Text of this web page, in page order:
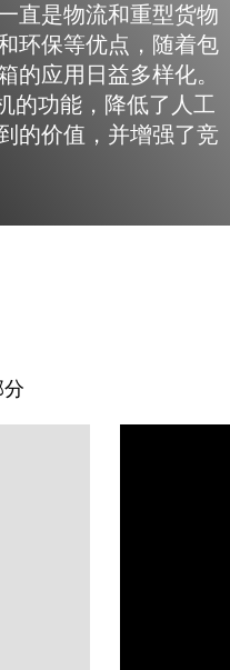
直是物流和重型货物
环保等优点，随着包
的应用日益多样化。
的功能，降低了人工
的价值，并增强了竞